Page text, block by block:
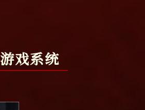
游戏系统